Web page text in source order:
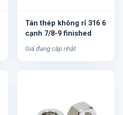
Tán thép không rỉ 316 6
cạnh 7/8-9 finished
Giá đang cập nhật